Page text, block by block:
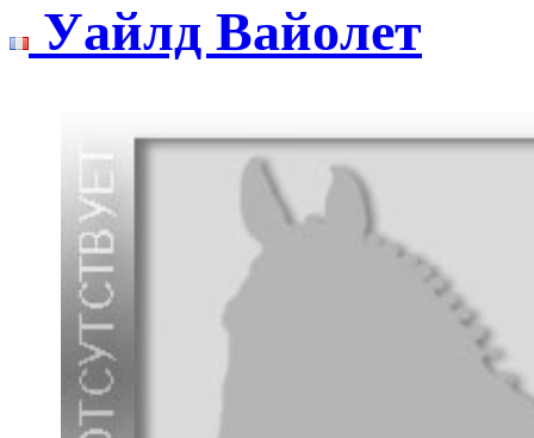
Уaйлд Baйoлет